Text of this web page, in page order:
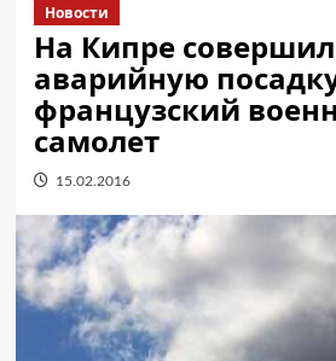
Новости
На Кипре совершил
аварийную
французский
самолет
15.02.2016